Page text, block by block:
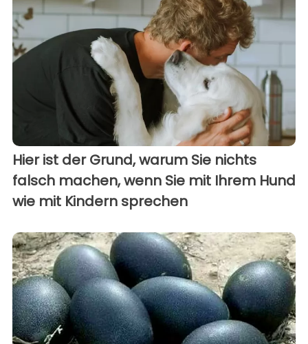
Hier ist der Grund, warum Sie nichts
falsch machen, wenn Sie mit Ihrem Hund
wie mit Kindern sprechen